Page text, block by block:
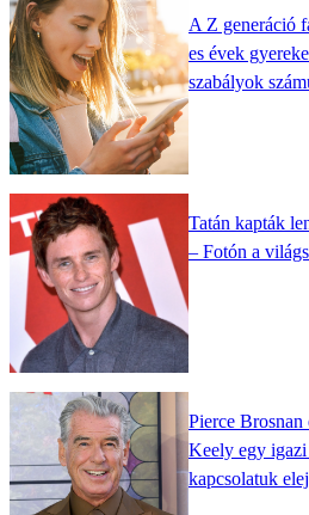
A Z generáció
es évek
szabályok
Tatán kapták
– Fotón a
Pierce Brosnan
Keely egy
kapcsolatuk